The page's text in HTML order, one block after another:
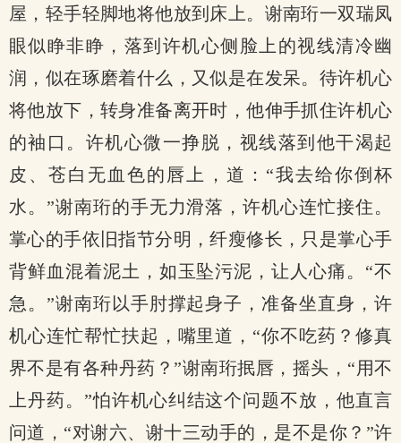
屋，轻手轻脚地将他放到床上。谢南珩一双瑞凤
眼似睁非睁，落到许机心侧脸上的视线清冷幽
润，似在琢磨着什么，又似是在发呆。待许机心
将他放下，转身准备离开时，他伸手抓住许机心
的袖口。许机心微一挣脱，视线落到他干渴起
皮、苍白无血色的唇上，道：“我去给你倒杯
水。”谢南珩的手无力滑落，许机心连忙接住。
掌心的手依旧指节分明，纤瘦修长，只是掌心手
背鲜血混着泥土，如玉坠污泥，让人心痛。“不
急。”谢南珩以手肘撑起身子，准备坐直身，许
机心连忙帮忙扶起，嘴里道，“你不吃药？修真
界不是有各种丹药？”谢南珩抿唇，摇头，“用不
上丹药。”怕许机心纠结这个问题不放，他直言
问道，“对谢六、谢十三动手的，是不是你？”许